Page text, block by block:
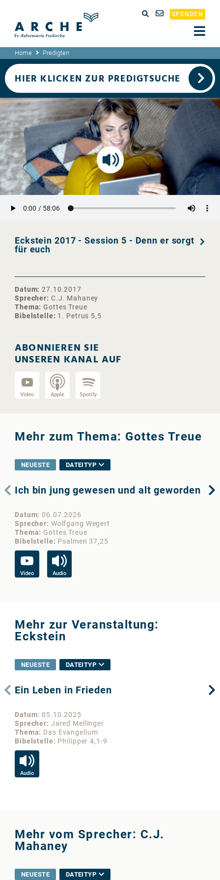
SPENDEN
Home Predigten
Eckstein 2017 - Session 5 - Denn er sorgt
für euch
Datum 27.10.2017
Sprecher
C.J. Mahaney
Thema
Gottes Treue
Bibelstelle
1. Petrus 5,5
ABONNIEREN SIE
UNSEREN KANAL AUF
Video Apple Spotify
HIER KLICKEN ZUR PREDIGTSUCHE
Mehr zum Thema: Gottes Treue
NEUESTE DATEITYP
Ich bin jung gewesen und alt geworden
Datum 06.07.2026
Sprecher
Wolfgang Wegert
Thema
Gottes Treue
Bibelstelle
Psalmen 37,25
Video Audio
Mehr zur Veranstaltung:
Eckstein
NEUESTE DATEITYP
Ein Leben in Frieden
Datum 05.10.2025
Sprecher
Jared Mellinger
Thema
Das Evangelium
Bibelstelle
Philipper 4,1-9
Audio
Mehr vom Sprecher: C.J.
Mahaney
NEUESTE DATEITYP